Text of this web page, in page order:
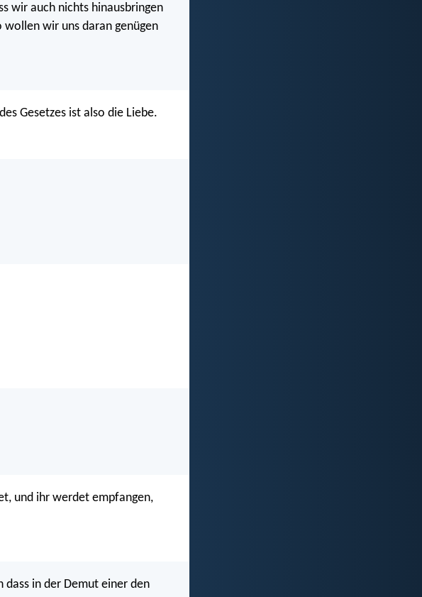
wir auch nichts hinausbringen
wollen wir uns daran genügen
Gesetzes ist also die Liebe.
und ihr werdet empfangen,
dass in der Demut einer den